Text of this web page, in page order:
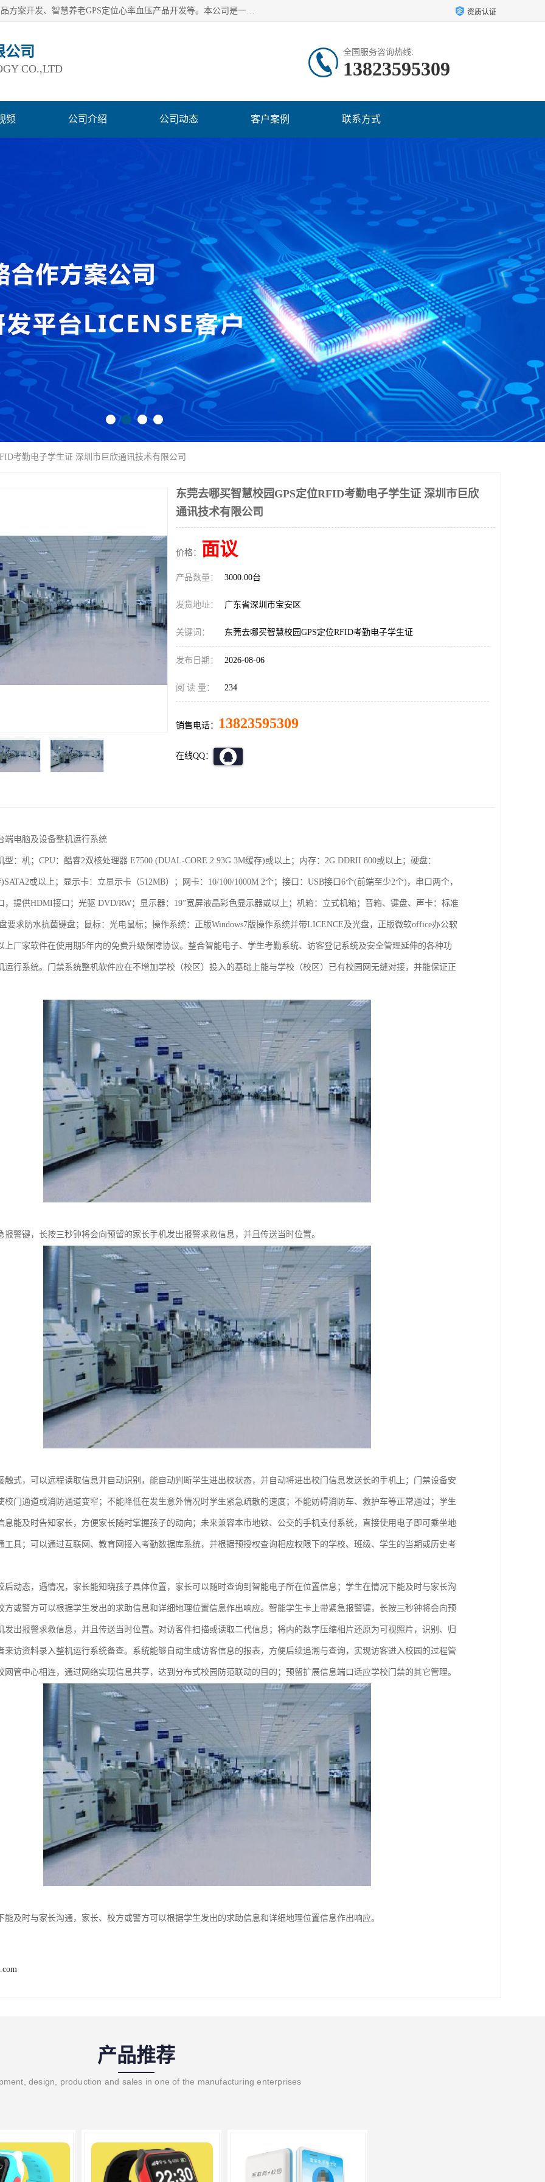
深圳市巨欣通讯技术有限公司是应用领域有：智能硬件Lora产品方案开发、智慧养老GPS定位心率血压产品开发等。本公司是一家民营高新技术企业、行业成员之一的智能硬件方案提供商，公司致力于为智能物联领域提供硬件解决方案。公司可满足不同类型客户采购需要，巨欣通讯切身体会客户对服务及时性的要求，建立了完善的售后服务系统，运用先进的互联网工具为客户提供及时、周到的服务！ 资质认证
公司
CO.,LTD
全国服务咨询热线:
13823595309
频 公司介绍 公司动态 客户案例 联系方式
考勤电子学生证 深圳市巨欣通讯技术有限公司
东莞去哪买智慧校园GPS定位RFID考勤电子学生证 深圳市巨欣
通讯技术有限公司
价格： 面议
产品数量： 3000.00台
发货地址： 广东省深圳市宝安区
关键词： 东莞去哪买智慧校园GPS定位RFID考勤电子学生证
发布日期： 2026-08-06
阅 读 量： 234
销售电话： 13823595309
在线QQ：
端电脑及设备整机运行系统
型：机；CPU：酷睿2双核处理器 E7500 (DUAL-CORE 2.93G 3M缓存)或以上；内存：2G DDRII 800或以上；硬盘：
)SATA2或以上；显示卡：立显示卡（512MB）；网卡：10/100/1000M 2个；接口：USB接口6个(前端至少2个)，串口两个，
，提供HDMI接口；光驱 DVD/RW；显示器：19”宽屏液晶彩色显示器或以上；机箱：立式机箱；音箱、键盘、声卡：标准
要求防水抗菌键盘；鼠标：光电鼠标；操作系统：正版Windows7版操作系统并带LICENCE及光盘，正版微软office办公软
上厂家软件在使用期5年内的免费升级保障协议。整合智能电子、学生考勤系统、访客登记系统及安全管理延伸的各种功
运行系统。门禁系统整机软件应在不增加学校（校区）投入的基础上能与学校（校区）已有校园网无缝对接，并能保证正
报警键，长按三秒钟将会向预留的家长手机发出报警求救信息，并且传送当时位置。
触式，可以远程读取信息并自动识别，能自动判断学生进出校状态，并自动将进出校门信息发送长的手机上；门禁设备安
校门通道或消防通道变窄；不能降低在发生意外情况时学生紧急疏散的速度；不能妨碍消防车、救护车等正常通过；学生
息能及时告知家长，方便家长随时掌握孩子的动向；未来兼容本市地铁、公交的手机支付系统，直接使用电子即可乘坐地
工具；可以通过互联网、教育网接入考勤数据库系统，并根据预授权查询相应权限下的学校、班级、学生的当期或历史考
后动态，遇情况，家长能知晓孩子具体位置，家长可以随时查询到智能电子所在位置信息；学生在情况下能及时与家长沟
方或警方可以根据学生发出的求助信息和详细地理位置信息作出响应。智能学生卡上带紧急报警键，长按三秒钟将会向预
发出报警求救信息，并且传送当时位置。对访客件扫描或读取二代信息；将内的数字压缩相片还原为可视照片，识别、归
来访资料录入整机运行系统备查。系统能够自动生成访客信息的报表，方便后续追溯与查询，实现访客进入校园的过程管
网管中心相连，通过网络实现信息共享，达到分布式校园防范联动的目的；预留扩展信息端口适应学校门禁的其它管理。
能及时与家长沟通，家长、校方或警方可以根据学生发出的求助信息和详细地理位置信息作出响应。
产品推荐
design, production and sales in one of the manufacturing enterprises